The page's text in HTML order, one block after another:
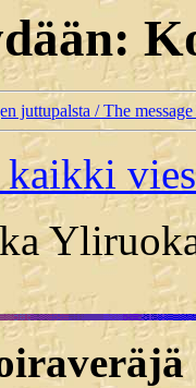
juttupalsta / The